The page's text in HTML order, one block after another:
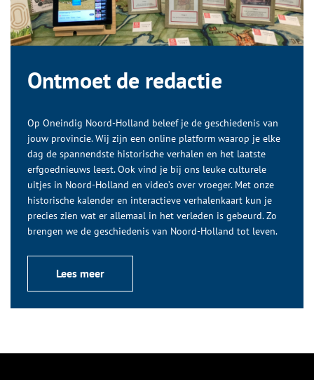
Ontmoet de redactie
Op Oneindig Noord-Holland beleef je de geschiedenis van
jouw provincie. Wij zijn een online platform waarop je elke
dag de spannendste historische verhalen en het laatste
erfgoednieuws leest. Ook vind je bij ons leuke culturele
uitjes in Noord-Holland en video’s over vroeger. Met onze
historische kalender en interactieve verhalenkaart kun je
precies zien wat er allemaal in het verleden is gebeurd. Zo
brengen we de geschiedenis van Noord-Holland tot leven.
Lees meer